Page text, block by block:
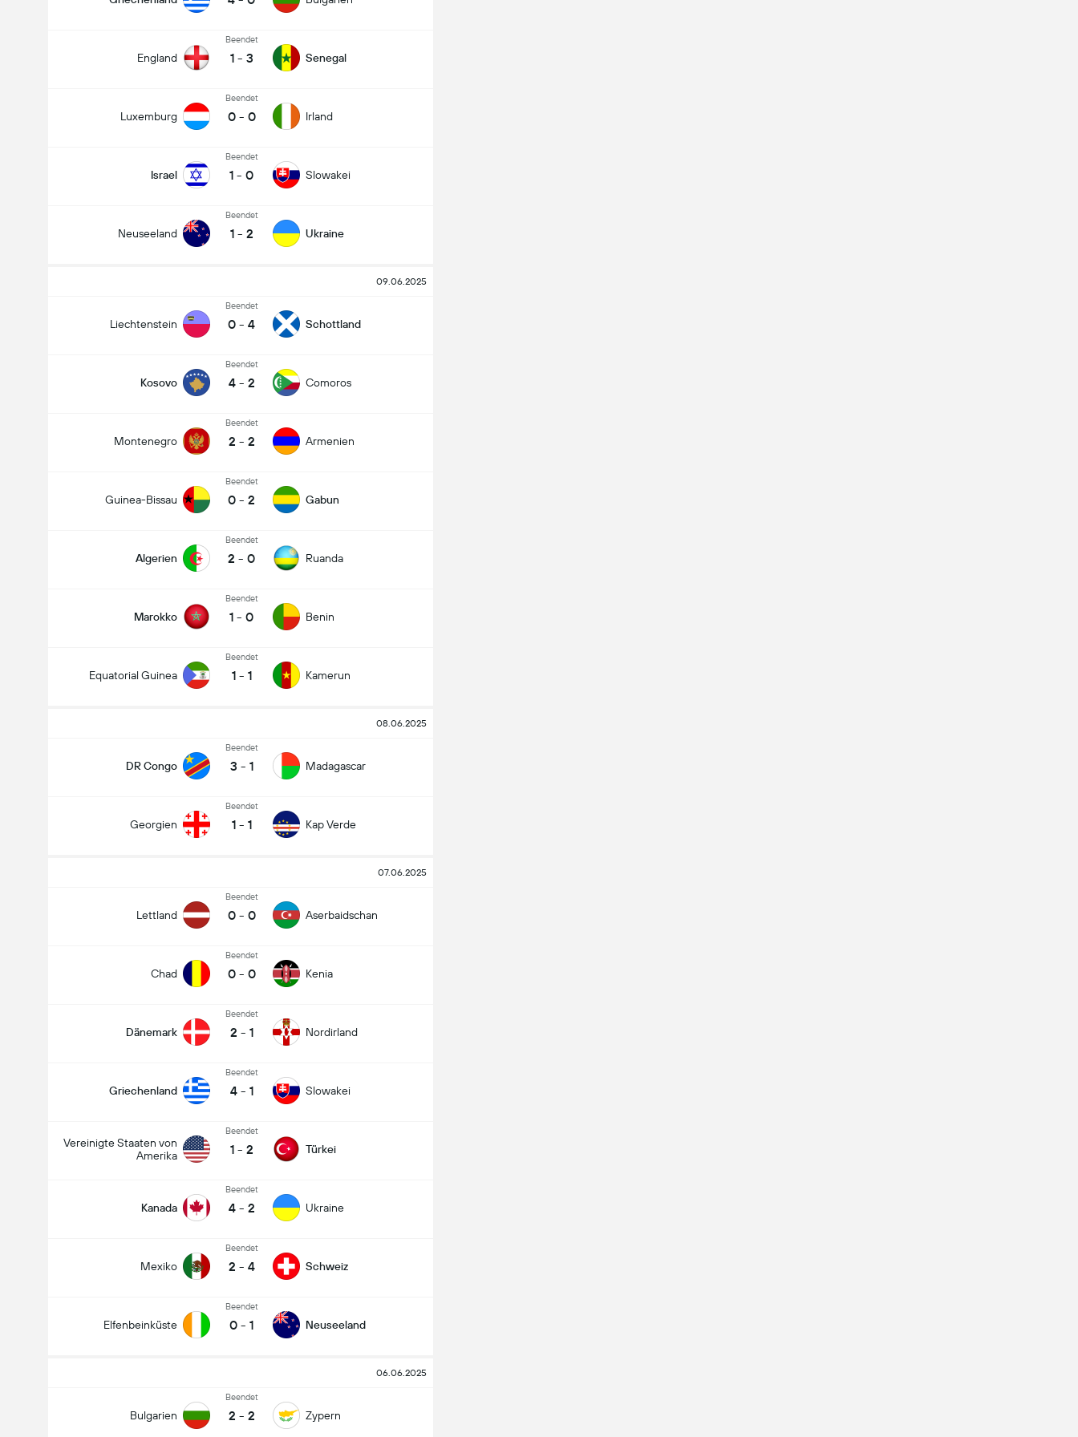
England
Beendet
1 - 3 Senegal
Luxemburg
Beendet
0 - 0 Irland
Israel
Beendet
1 - 0 Slowakei
Neuseeland
Beendet
1 - 2 Ukraine
09.06.2025
Liechtenstein
Beendet
0 - 4 Schottland
Kosovo
Beendet
4 - 2 Comoros
Montenegro
Beendet
2 - 2 Armenien
Guinea-Bissau
Beendet
0 - 2 Gabun
Algerien
Beendet
2 - 0 Ruanda
Marokko
Beendet
1 - 0 Benin
Equatorial Guinea
Beendet
1 - 1 Kamerun
08.06.2025
DR Congo
Beendet
3 - 1 Madagascar
Georgien
Beendet
1 - 1 Kap Verde
07.06.2025
Lettland
Beendet
0 - 0 Aserbaidschan
Chad
Beendet
0 - 0 Kenia
Dänemark
Beendet
2 - 1 Nordirland
Griechenland
Beendet
4 - 1 Slowakei
Vereinigte Staaten von
Amerika
Beendet
1 - 2 Türkei
Kanada
Beendet
4 - 2 Ukraine
Mexiko
Beendet
2 - 4 Schweiz
Elfenbeinküste
Beendet
0 - 1 Neuseeland
06.06.2025
Bulgarien
Beendet
2 - 2 Zypern